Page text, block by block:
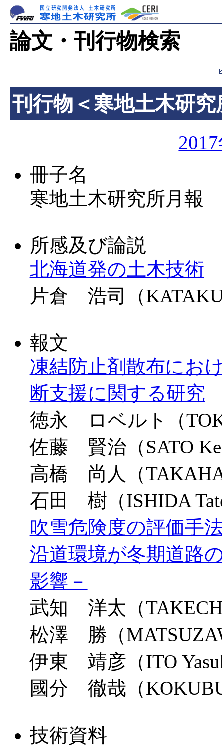
論文・刊行物検索
刊行物＜寒地土木研究
冊子名
寒地土木研究所月報
所感及び論説
北海道発の土木技術
片倉 浩司（
報文
凍結防止剤散布にお
断支援に関する研究
徳永 ロベルト（
佐藤 賢治（SATO
高橋 尚人（
石田 樹（ISHIDA
吹雪危険度の評価手
沿道環境が冬期道路
影響－
武知 洋太（
松澤 勝（
伊東 靖彦（ITO
國分 徹哉（
技術資料